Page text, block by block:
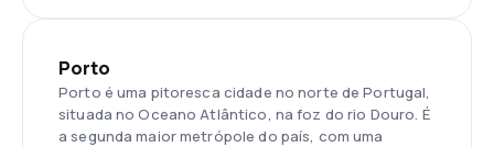
Porto
Porto é uma pitoresca cidade no norte de Portugal,
situada no Oceano Atlântico, na foz do rio Douro. É
a segunda maior metrópole do país, com uma